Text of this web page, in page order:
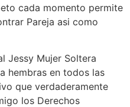
cada momento permite
Pareja asi como
Jessy Mujer Soltera
hembras en todos las
que verdaderamente
los Derechos